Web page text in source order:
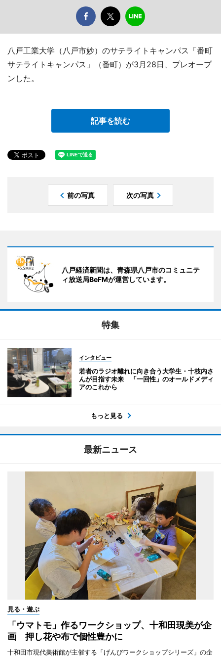
八戸工業大学（八戸市妙）のサテライトキャンパス「番町
サテライトキャンパス」（番町）が3月28日、プレオープ
ンした。
記事を読む
前の写真 次の写真
八戸経済新聞は、青森県八戸市のコミュニテ
ィ放送局BeFMが運営しています。
特集
インタビュー
若者のラジオ離れに向き合う大学生・十枝内さ
んが目指す未来 「一回性」のオールドメディ
アのこれから
もっと見る
最新ニュース
見る・遊ぶ
「ウマトモ」作るワークショップ、十和田現美が企
画 押し花や布で個性豊かに
十和田市現代美術館が主催する「げんびワークショップシリーズ」の企